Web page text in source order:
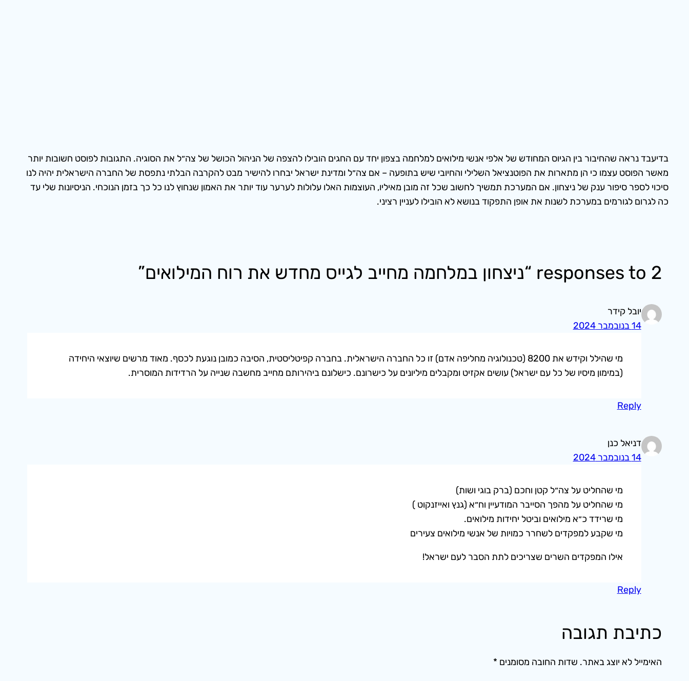
בדיעבד נראה שהחיבור בין הגיוס המחודש של אלפי אנשי מילואים למלחמה בצפון יחד עם החגים הובילו להצפה של הניהול הכושל של צה״ל את הסוגיה. התגובות לפוסט חשובות יותר
מאשר הפוסט עצמו כי הן מתארות את הפוטנציאל השלילי והחיובי שיש בתופעה – אם צה״ל ומדינת ישראל יבחרו להישיר מבט להקרבה הבלתי נתפסת של החברה הישראלית יהיה לנו
סיכוי לספר סיפור ענק של ניצחון. אם המערכת תמשיך לחשוב שכל זה מובן מאיליו, העוצמות האלו עלולות לערער עוד יותר את האמון שנחוץ לנו כל כך בזמן הנוכחי. הניסיונות שלי עד
כה לגרום לגורמים במערכת לשנות את אופן התפקוד בנושא לא הובילו לעניין רציני.
2 responses to “ניצחון במלחמה מחייב לגייס מחדש את רוח המילואים”
יובל קידר
14 בנובמבר 2024
מי שהילל וקידש את 8200 (טכנולוגיה מחליפה אדם) זו כל החברה הישראלית. בחברה קפיטליסטית, הסיבה כמובן נוגעת לכסף. מאוד מרשים שיוצאי היחידה
(במימון מיסיו של כל עם ישראל) עושים אקזיט ומקבלים מיליונים על כישרונם. כישלונם ביהירותם מחייב מחשבה שנייה על הרדידות המוסרית.
Reply
דניאל כנן
14 בנובמבר 2024
מי שהחליט על צה״ל קטן וחכם (ברק בוגי ושות)
מי שהחליט על מהפך הסייבר המודעיין וח״א (גנץ ואייזנקוט )
מי שרידד כ״א מילואים וביטל יחידות מילואים.
מי שקבע למפקדים לשחרר כמויות של אנשי מילואים צעירים
אילו המפקדים השרים שצריכים לתת הסבר לעם ישראל!
Reply
כתיבת תגובה
האימייל לא יוצג באתר. שדות החובה מסומנים *